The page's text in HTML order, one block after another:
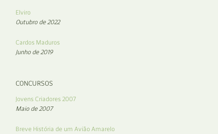
Elviro
Outubro de 2022
Cardos Maduros
Junho de 2019
CONCURSOS
Jovens Criadores 2007
Maio de 2007
Breve História de um Avião Amarelo